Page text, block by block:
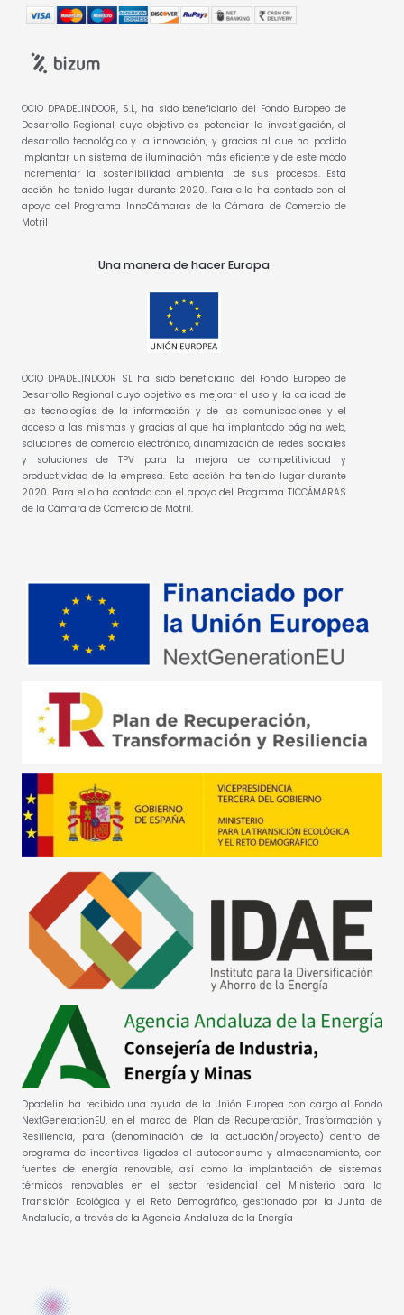
OCIO DPADELINDOOR, S.L, ha sido beneficiario del Fondo Europeo de
Desarrollo Regional cuyo objetivo es potenciar la investigación, el
desarrollo tecnológico y la innovación, y gracias al que ha podido
implantar un sistema de iluminación más eficiente y de este modo
incrementar la sostenibilidad ambiental de sus procesos. Esta
acción ha tenido lugar durante 2020. Para ello ha contado con el
apoyo del Programa InnoCámaras de la Cámara de Comercio de
Motril
Una manera de hacer Europa
OCIO DPADELINDOOR SL ha sido beneficiaria del Fondo Europeo de
Desarrollo Regional cuyo objetivo es mejorar el uso y la calidad de
las tecnologías de la información y de las comunicaciones y el
acceso a las mismas y gracias al que ha implantado página web,
soluciones de comercio electrónico, dinamización de redes sociales
y soluciones de TPV para la mejora de competitividad y
productividad de la empresa. Esta acción ha tenido lugar durante
2020. Para ello ha contado con el apoyo del Programa TICCÁMARAS
de la Cámara de Comercio de Motril.
Dpadelin ha recibido una ayuda de la Unión Europea con cargo al Fondo
NextGenerationEU, en el marco del Plan de Recuperación, Trasformación y
Resiliencia, para (denominación de la actuación/proyecto) dentro del
programa de incentivos ligados al autoconsumo y almacenamiento, con
fuentes de energía renovable, así como la implantación de sistemas
térmicos renovables en el sector residencial del Ministerio para la
Transición Ecológica y el Reto Demográfico, gestionado por la Junta de
Andalucía, a través de la Agencia Andaluza de la Energía